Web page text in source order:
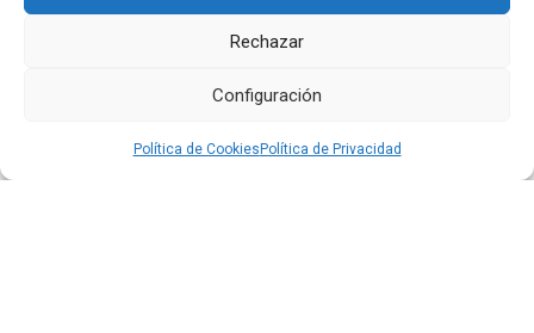
Rechazar
Configuración
Política de Cookies Política de Privacidad